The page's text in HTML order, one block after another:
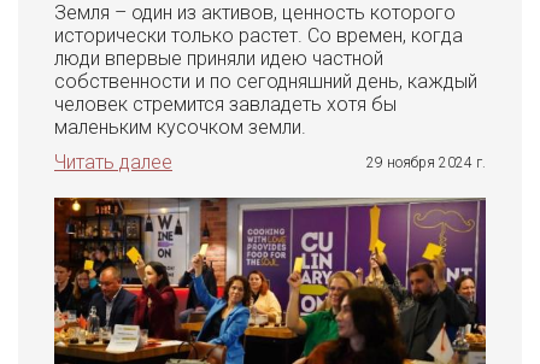
Земля – один из активов, ценность которого
исторически только растет. Со времен, когда
люди впервые приняли идею частной
собственности и по сегодняшний день, каждый
человек стремится завладеть хотя бы
маленьким кусочком земли.
Читать далее
29 ноября 2024 г.